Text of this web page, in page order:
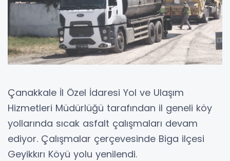
Çanakkale İl Özel İdaresi Yol ve Ulaşım
Hizmetleri Müdürlüğü tarafından il geneli köy
yollarında sıcak asfalt çalışmaları devam
ediyor. Çalışmalar çerçevesinde Biga ilçesi
Geyikkırı Köyü yolu yenilendi.